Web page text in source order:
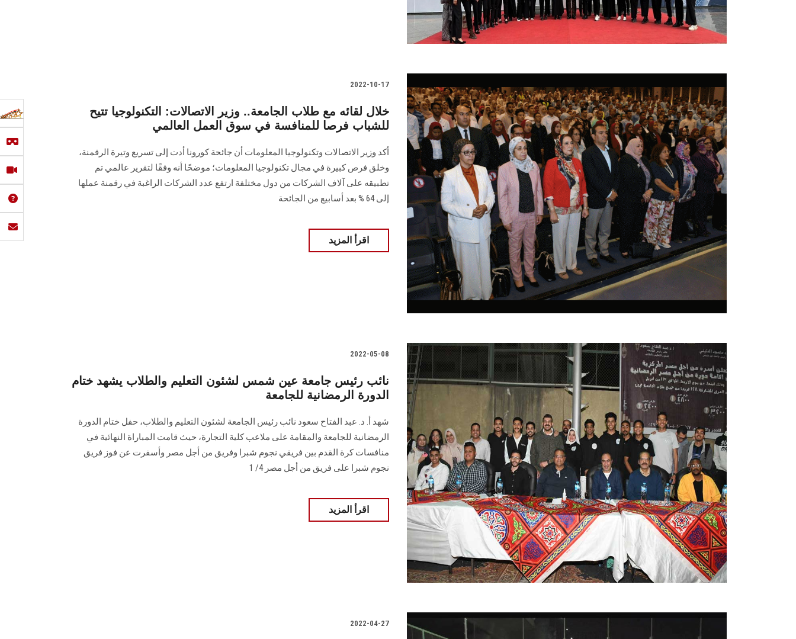
2022-10-17
خلال لقائه مع طلاب الجامعة.. وزير الاتصالات: التكنولوجيا تتيح
للشباب فرصا للمنافسة في سوق العمل العالمي
أكد وزير الاتصالات وتكنولوجيا المعلومات أن جائحة كورونا أدت إلى تسريع وتيرة الرقمنة،
وخلق فرص كبيرة في مجال تكنولوجيا المعلومات؛ موضحًا أنه وفقًا لتقرير عالمي تم
تطبيقه على آلاف الشركات من دول مختلفة ارتفع عدد الشركات الراغبة في رقمنة عملها
إلى 64 % بعد أسابيع من الجائحة
اقرأ المزيد
2022-05-08
نائب رئيس جامعة عين شمس لشئون التعليم والطلاب يشهد ختام
الدورة الرمضانية للجامعة
شهد أ. د. عبد الفتاح سعود نائب رئيس الجامعة لشئون التعليم والطلاب، حفل ختام الدورة
الرمضانية للجامعة والمقامة على ملاعب كلية التجارة، حيث قامت المباراة النهائية في
منافسات كرة القدم بين فريقي نجوم شبرا وفريق من أجل مصر وأسفرت عن فوز فريق
نجوم شبرا على فريق من أجل مصر 4/ 1
اقرأ المزيد
2022-04-27